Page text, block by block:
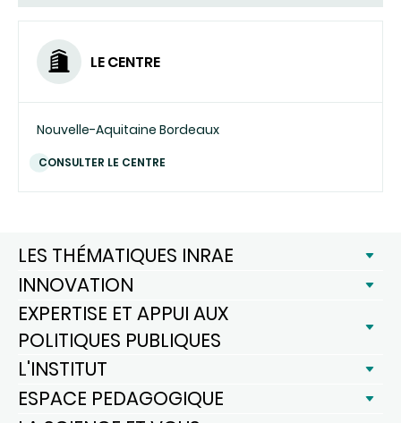
LE CENTRE
Nouvelle-Aquitaine Bordeaux
CONSULTER LE CENTRE
LES THÉMATIQUES INRAE
INNOVATION
EXPERTISE ET APPUI AUX
POLITIQUES PUBLIQUES
L'INSTITUT
ESPACE PEDAGOGIQUE